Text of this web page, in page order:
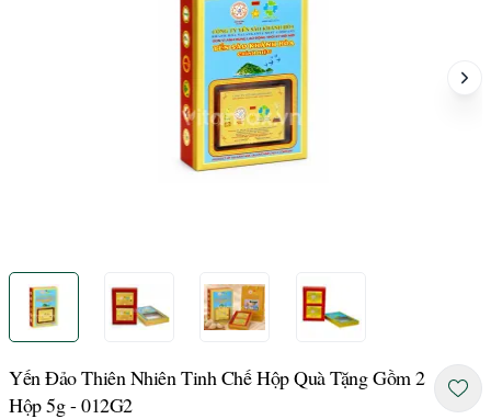
Yến Đảo Thiên Nhiên Tinh Chế Hộp Quà Tặng Gồm 2
Hộp 5g - 012G2